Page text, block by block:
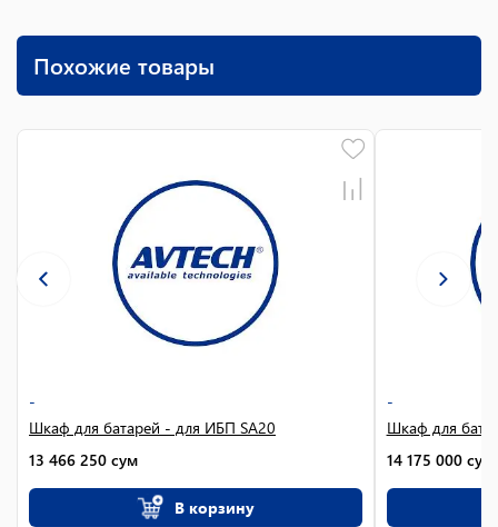
Похожие товары
-
Шкаф для батарей - для ИБП SA20
13 466 250 сум
В корзину
-
Шкаф для
14 175 000 сум